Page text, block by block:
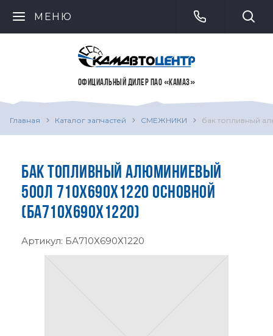
МЕНЮ
ОФИЦИАЛЬНЫЙ ДИЛЕР ПАО «КАМАЗ»
Главная Каталог запчастей СМЕЖНИКИ бак топливный
БАК ТОПЛИВНЫЙ АЛЮМИНИЕВЫЙ
500Л 710Х690Х1220 ОСНОВНОЙ
(БА710Х690Х1220)
Артикул: БА710Х690Х1220